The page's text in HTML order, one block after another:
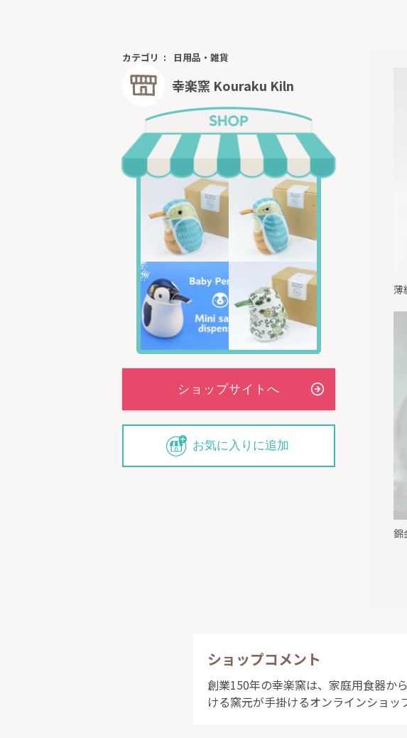
カテゴリ 日用品・雑貨
幸楽窯 Kouraku Kiln
お気に入りに追加
薄
錦
ショップコメント
創業150年の幸楽窯は、家庭用食器か
ける窯元が手掛けるオンラインショッ